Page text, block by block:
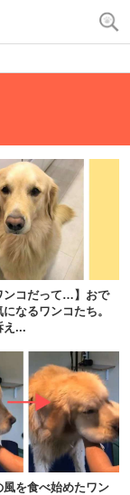
ンコだって…】おで
なるワンコたち。
え...
風を食べ始めたワン
閉じる